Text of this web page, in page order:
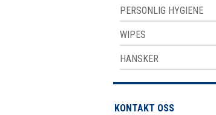
PERSONLIG HYGIENE
WIPES
HANSKER
KONTAKT OSS